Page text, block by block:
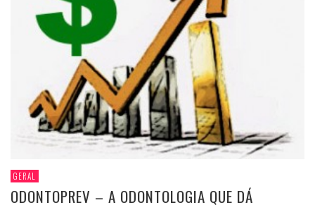
GERAL
ODONTOPREV – A ODONTOLOGIA QUE DÁ